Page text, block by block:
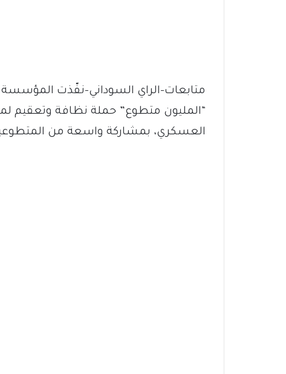
متابعات-الراي السوداني-نفّذت المؤسسة
“المليون متطوع” حملة نظافة وتعقيم
العسكري، بمشاركة واسعة من